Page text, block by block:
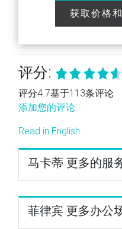
获取价格
评分:
评分4.7基于113条评论
添加您的评论
Read in English
马卡蒂 更多的服
菲律宾 更多办公